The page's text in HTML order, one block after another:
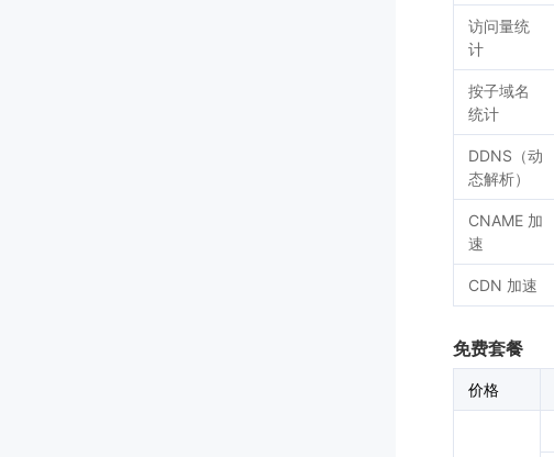
访问量统
计
按子域名
统计
DDNS（动
态解析）
CNAME 加
速
CDN 加速
免费套餐
价格